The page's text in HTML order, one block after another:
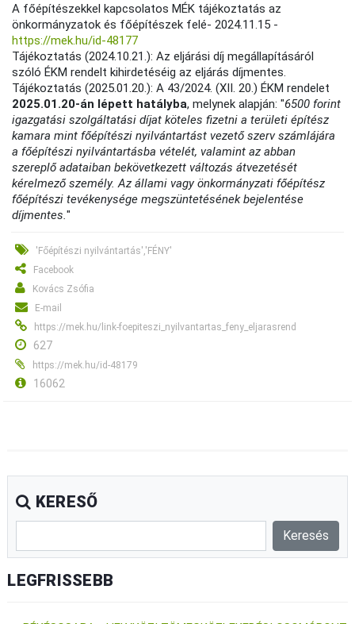
A főépítészekkel kapcsolatos MÉK tájékoztatás az
önkormányzatok és főépítészek felé- 2024.11.15 -
https://mek.hu/id-48177
Tájékoztatás (2024.10.21.): Az eljárási díj megállapításáról
szóló ÉKM rendelt kihirdetéséig az eljárás díjmentes.
Tájékoztatás (2025.01.20.): A 43/2024. (XII. 20.) ÉKM rendelet
2025.01.20-án lépett hatályba, melynek alapján: "6500 forint
igazgatási szolgáltatási díjat köteles fizetni a területi építész
kamara mint főépítészi nyilvántartást vezető szerv számlájára
a főépítészi nyilvántartásba vételét, valamint az abban
szereplő adataiban bekövetkezett változás átvezetését
kérelmező személy. Az állami vagy önkormányzati főépítész
főépítészi tevékenysége megszüntetésének bejelentése
díjmentes."
'Főépítészi nyilvántartás','FÉNY'
Facebook
Kovács Zsófia
E-mail
https://mek.hu/link-foepiteszi_nyilvantartas_feny_eljarasrend
627
https://mek.hu/id-48179
16062
KERESŐ
LEGFRISSEBB